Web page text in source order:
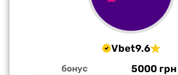
Vbet9.6
бонус 5000 грн